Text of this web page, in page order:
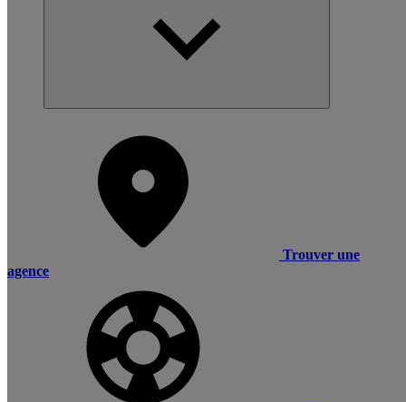
Trouver une
agence